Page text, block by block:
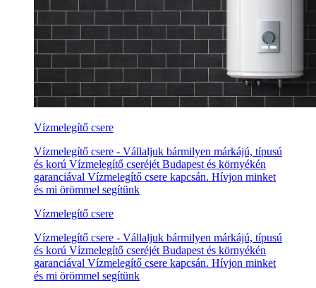
Vízmelegítő csere
Vízmelegítő csere - Vállaljuk bármilyen márkájú, típusú
és korú Vízmelegítő cseréjét Budapest és környékén
garanciával Vízmelegítő csere kapcsán. Hívjon minket
és mi örömmel segítünk
Vízmelegítő csere
Vízmelegítő csere - Vállaljuk bármilyen márkájú, típusú
és korú Vízmelegítő cseréjét Budapest és környékén
garanciával Vízmelegítő csere kapcsán. Hívjon minket
és mi örömmel segítünk